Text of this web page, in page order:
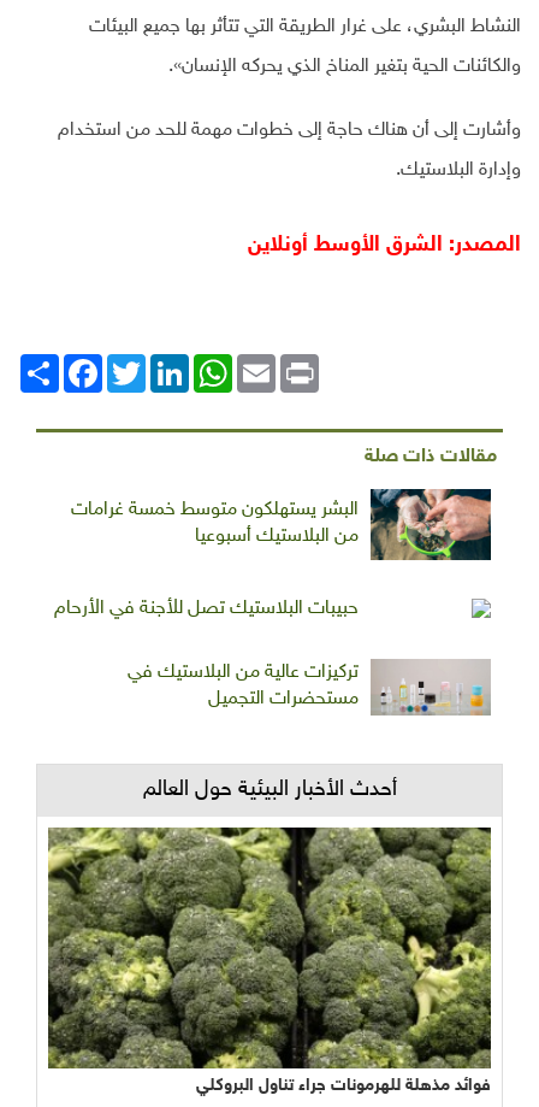
النشاط البشري، على غرار الطريقة التي تتأثر بها جميع البيئات
والكائنات الحية بتغير المناخ الذي يحركه الإنسان».
وأشارت إلى أن هناك حاجة إلى خطوات مهمة للحد من استخدام
وإدارة البلاستيك.
المصدر: الشرق الأوسط أونلاين
انشر
FacebookTwitterLinkedIn
WhatsAppEmail Print
مقالات ذات صلة
البشر يستهلكون متوسط خمسة غرامات
من البلاستيك أسبوعيا
حبيبات البلاستيك تصل للأجنة في الأرحام
تركيزات عالية من البلاستيك في
مستحضرات التجميل
أحدث الأخبار البيئية حول العالم
فوائد مذهلة للهرمونات جراء تناول البروكلي